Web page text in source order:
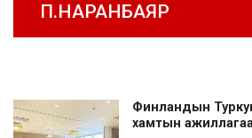
П.НАРАНБАЯР
Финландын
хамтын